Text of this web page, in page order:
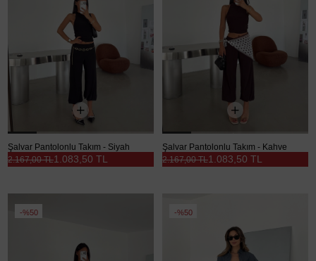
Şalvar Pantolonlu Takım - Siyah
1.083,50 TL
2.167,00 TL
Şalvar Pantolonlu Takım - Kahve
1.083,50 TL
2.167,00 TL
%50 %50